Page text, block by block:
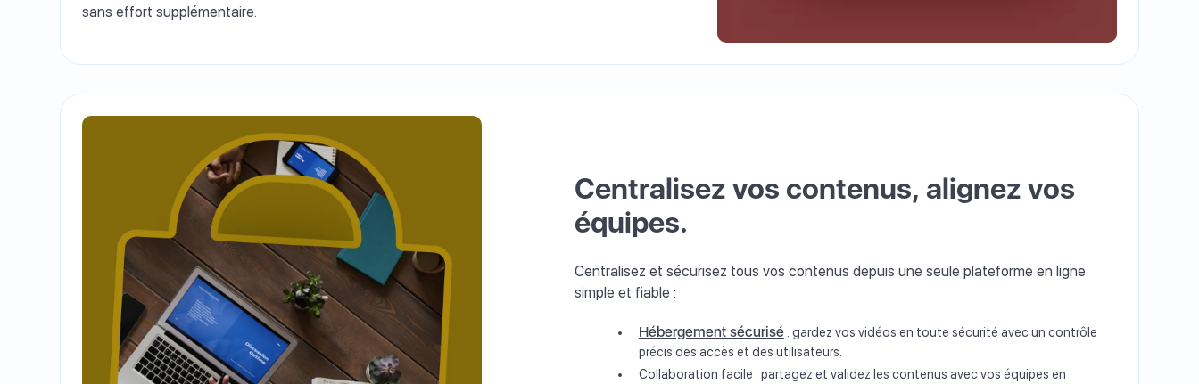
sans effort supplémentaire.
Centralisez vos contenus, alignez vos
équipes.
Centralisez et sécurisez tous vos contenus depuis une seule plateforme en ligne
simple et fiable :
Hébergement sécurisé: gardez vos vidéos en toute sécurité avec un contrôle
précis des accès et des utilisateurs.
Collaboration facile : partagez et validez les contenus avec vos équipes en